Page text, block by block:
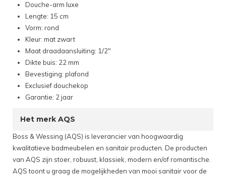
Douche-arm luxe
Lengte: 15 cm
Vorm: rond
Kleur: mat zwart
Maat draadaansluiting: 1/2"
Dikte buis: 22 mm
Bevestiging: plafond
Exclusief douchekop
Garantie: 2 jaar
Het merk AQS
Boss & Wessing (AQS) is leverancier van hoogwaardig
kwalitatieve badmeubelen en sanitair producten. De producten
van AQS zijn stoer, robuust, klassiek, modern en/of romantische.
AQS toont u graag de mogelijkheden van mooi sanitair voor de